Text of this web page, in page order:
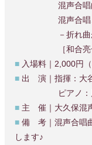
混声合唱曲「楽
混声合唱とピア
－折れ曲がっ
［和合亮一 作
■ 入場料｜2,000円（
■ 出 演｜指揮：大
ピアノ：川井
■ 主 催｜大久保混
■ 備 考｜混声合唱
します♪